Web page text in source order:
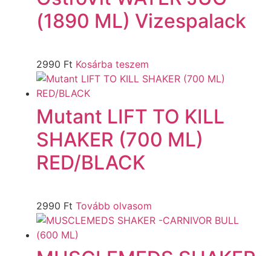
(1890 ML) Vizespalack
2990 Ft Kosárba teszem
Mutant LIFT TO KILL
SHAKER (700 ML)
RED/BLACK
2990 Ft Tovább olvasom